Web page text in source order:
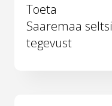
Toeta
Saaremaa seltsi
tegevust